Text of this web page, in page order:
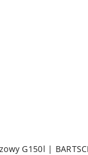
G150l |